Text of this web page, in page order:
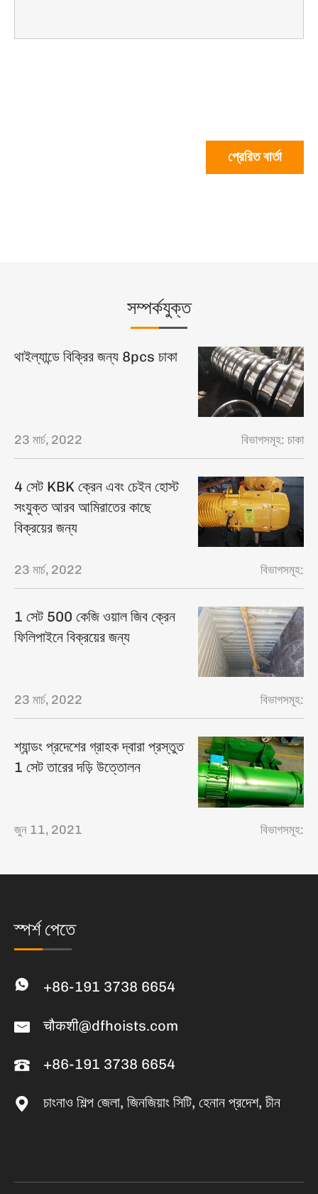
প্রেরিত বার্তা
সম্পর্কযুক্ত
থাইল্যান্ডে বিক্রির জন্য 8pcs চাকা
23 মার্চ, 2022 বিভাগসমূহ:চাকা
4 সেট KBK ক্রেন এবং চেইন হোস্ট
সংযুক্ত আরব আমিরাতের কাছে
বিক্রয়ের জন্য
23 মার্চ, 2022 বিভাগসমূহ:
1 সেট 500 কেজি ওয়াল জিব ক্রেন
ফিলিপাইনে বিক্রয়ের জন্য
23 মার্চ, 2022 বিভাগসমূহ:
শ্যান্ডং প্রদেশের গ্রাহক দ্বারা প্রস্তুত
1 সেট তারের দড়ি উত্তোলন
জুন 11, 2021 বিভাগসমূহ:
স্পর্শ পেতে
+86-191 3738 6654
चौकशी@dfhoists.com
+86-191 3738 6654
চাংনাও শিল্প জেলা, জিনজিয়াং সিটি, হেনান প্রদেশ, চীন